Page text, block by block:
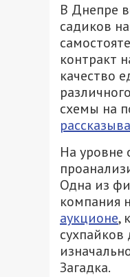
В Днепре
садиков
контракт
качество
схемы на
На уровне
Одна из
компания
аукционе,
сухпайков
Загадка.